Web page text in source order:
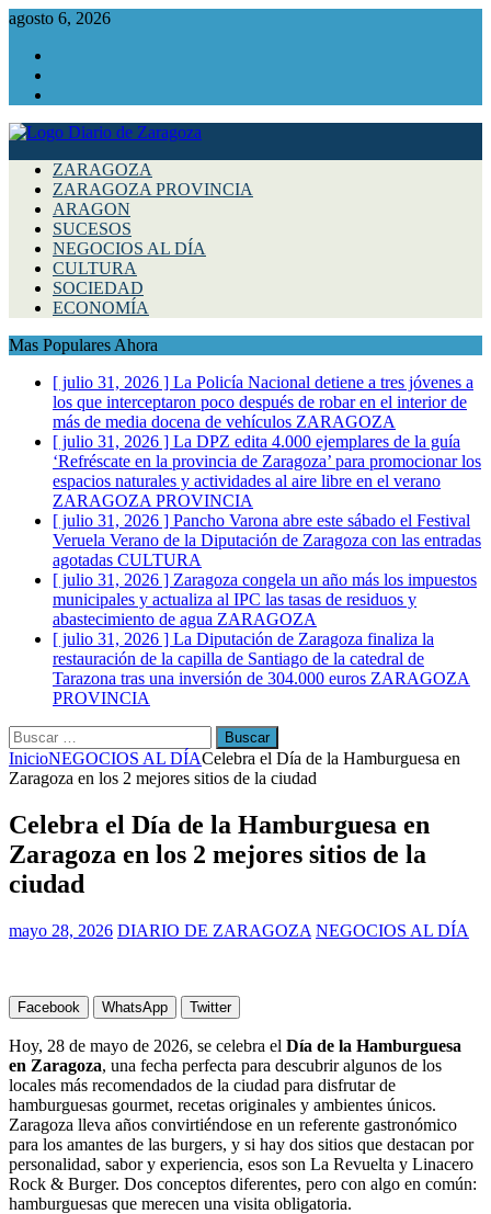
agosto 6, 2026
ZARAGOZA
ZARAGOZA PROVINCIA
ARAGON
SUCESOS
NEGOCIOS AL DÍA
CULTURA
SOCIEDAD
ECONOMÍA
Mas Populares Ahora
[ julio 31, 2026 ] La Policía Nacional detiene a tres jóvenes a
los que interceptaron poco después de robar en el interior de
más de media docena de vehículos ZARAGOZA
[ julio 31, 2026 ] La DPZ edita 4.000 ejemplares de la guía
‘Refréscate en la provincia de Zaragoza’ para promocionar los
espacios naturales y actividades al aire libre en el verano
ZARAGOZA PROVINCIA
[ julio 31, 2026 ] Pancho Varona abre este sábado el Festival
Veruela Verano de la Diputación de Zaragoza con las entradas
agotadas CULTURA
[ julio 31, 2026 ] Zaragoza congela un año más los impuestos
municipales y actualiza al IPC las tasas de residuos y
abastecimiento de agua ZARAGOZA
[ julio 31, 2026 ] La Diputación de Zaragoza finaliza la
restauración de la capilla de Santiago de la catedral de
Tarazona tras una inversión de 304.000 euros ZARAGOZA
PROVINCIA
Buscar:
InicioNEGOCIOS AL DÍACelebra el Día de la Hamburguesa en
Zaragoza en los 2 mejores sitios de la ciudad
Celebra el Día de la Hamburguesa en
Zaragoza en los 2 mejores sitios de la
ciudad
mayo 28, 2026 DIARIO DE ZARAGOZA NEGOCIOS AL DÍA
Facebook WhatsApp Twitter
Hoy, 28 de mayo de 2026, se celebra el Día de la Hamburguesa
en Zaragoza, una fecha perfecta para descubrir algunos de los
locales más recomendados de la ciudad para disfrutar de
hamburguesas gourmet, recetas originales y ambientes únicos.
Zaragoza lleva años convirtiéndose en un referente gastronómico
para los amantes de las burgers, y si hay dos sitios que destacan por
personalidad, sabor y experiencia, esos son La Revuelta y Linacero
Rock & Burger. Dos conceptos diferentes, pero con algo en común:
hamburguesas que merecen una visita obligatoria.